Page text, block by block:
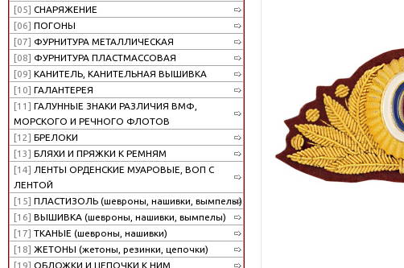
[05] СНАРЯЖЕНИЕ
[06] ПОГОНЫ
[07] ФУРНИТУРА МЕТАЛЛИЧЕСКАЯ
[08] ФУРНИТУРА ПЛАСТМАССОВАЯ
[09] КАНИТЕЛЬ, КАНИТЕЛЬНАЯ ВЫШИВКА
[10] ГАЛАНТЕРЕЯ
[11] ГАЛУННЫЕ ЗНАКИ РАЗЛИЧИЯ ВМФ,
МОРСКОГО И РЕЧНОГО ФЛОТОВ
[12] БРЕЛОКИ
[13] БЛЯХИ И ПРЯЖКИ К РЕМНЯМ
[14] ЛЕНТЫ ОРДЕНСКИЕ МУАРОВЫЕ, ВОП С
ЛЕНТОЙ
[15] ПЛАСТИЗОЛЬ (шевроны, нашивки, вымпелы)
[16] ВЫШИВКА (шевроны, нашивки, вымпелы)
[17] ТКАНЫЕ (шевроны, нашивки)
[18] ЖЕТОНЫ (жетоны, резинки, цепочки)
[19] ОБЛОЖКИ И ЦЕПОЧКИ К НИМ